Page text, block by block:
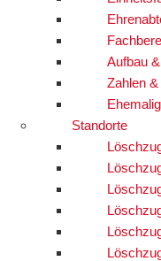
Aufbau
Zahlen
Standorte